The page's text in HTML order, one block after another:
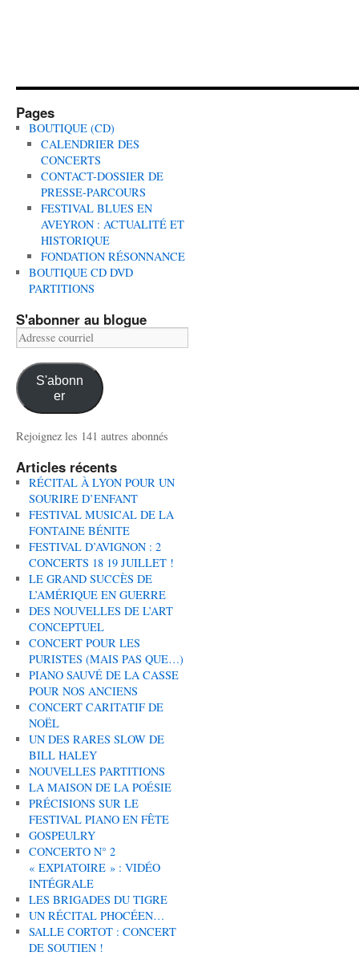
Pages
BOUTIQUE (CD)
CALENDRIER DES
CONCERTS
CONTACT-DOSSIER DE
PRESSE-PARCOURS
FESTIVAL BLUES EN
AVEYRON : ACTUALITÉ ET
HISTORIQUE
FONDATION RÉSONNANCE
BOUTIQUE CD DVD
PARTITIONS
S'abonner au blogue
Adresse
courriel
S'abonn
er
Rejoignez les 141 autres abonnés
Articles récents
RÉCITAL À LYON POUR UN
SOURIRE D’ENFANT
FESTIVAL MUSICAL DE LA
FONTAINE BÉNITE
FESTIVAL D’AVIGNON : 2
CONCERTS 18 19 JUILLET !
LE GRAND SUCCÈS DE
L’AMÉRIQUE EN GUERRE
DES NOUVELLES DE L’ART
CONCEPTUEL
CONCERT POUR LES
PURISTES (MAIS PAS QUE…)
PIANO SAUVÉ DE LA CASSE
POUR NOS ANCIENS
CONCERT CARITATIF DE
NOËL
UN DES RARES SLOW DE
BILL HALEY
NOUVELLES PARTITIONS
LA MAISON DE LA POÉSIE
PRÉCISIONS SUR LE
FESTIVAL PIANO EN FÊTE
GOSPEULRY
CONCERTO N° 2
« EXPIATOIRE » : VIDÉO
INTÉGRALE
LES BRIGADES DU TIGRE
UN RÉCITAL PHOCÉEN…
SALLE CORTOT : CONCERT
DE SOUTIEN !